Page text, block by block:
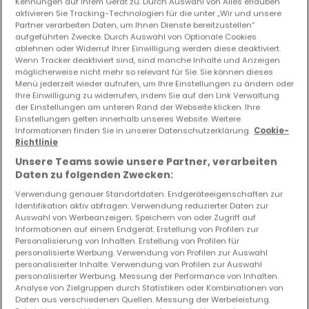
Vorschau auf neue Inserate und
Preissenkungen!
Richten Sie einen Alarm für diese Suche ein, um neue
Objekte und Preissenkungen direkt in Ihrem
Posteingang zu erhalten!
Suchauftrag
Bitte ändern Sie Ihre Suche und versuchen Sie
es erneut
Häuser mieten in Waldmohr (DE) - nach
aktivieren Sie Tracking-Technologien für die unter „Wir und unsere
Partner verarbeiten Daten, um Ihnen Dienste bereitzustellen“
aufgeführten Zwecke. Durch Auswahl von Optionale Cookies
ablehnen oder Widerruf Ihrer Einwilligung werden diese deaktiviert.
Wenn Tracker deaktiviert sind, sind manche Inhalte und Anzeigen
möglicherweise nicht mehr so relevant für Sie. Sie können dieses
Menü jederzeit wieder aufrufen, um Ihre Einstellungen zu ändern oder
Ihre Einwilligung zu widerrufen, indem Sie auf den Link Verwaltung
der Einstellungen am unteren Rand der Webseite klicken. Ihre
Einstellungen gelten innerhalb unseres Website. Weitere
Informationen finden Sie in unserer Datenschutzerklärung. Cookie-
Richtlinie
Unsere Teams sowie unsere Partner, verarbeiten
Daten zu folgenden Zwecken:
Verwendung genauer Standortdaten. Endgeräteeigenschaften zur
Identifikation aktiv abfragen. Verwendung reduzierter Daten zur
Auswahl von Werbeanzeigen. Speichern von oder Zugriff auf
Informationen auf einem Endgerät. Erstellung von Profilen zur
Personalisierung von Inhalten. Erstellung von Profilen für
personalisierte Werbung. Verwendung von Profilen zur Auswahl
personalisierter Inhalte. Verwendung von Profilen zur Auswahl
personalisierter Werbung. Messung der Performance von Inhalten.
Analyse von Zielgruppen durch Statistiken oder Kombinationen von
Daten aus verschiedenen Quellen. Messung der Werbeleistung.